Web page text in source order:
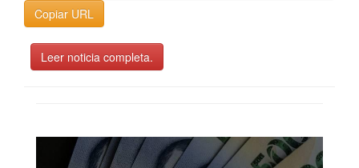
Copiar URL
Leer noticia completa.